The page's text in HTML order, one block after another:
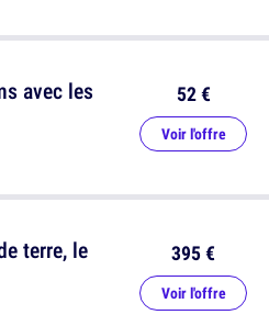
terre, le
395 €
Voir l'offre
avec les
52 €
Voir l'offre